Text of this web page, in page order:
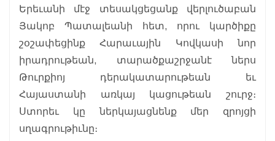
Երեւանի մէջ տեսակցեցանք վերլուծաբան
Յակոբ Պատալեանի հետ, որու կարծիքը
շօշափեցինք Հարաւային Կովկասի նոր
իրադրութեան, տարածքաշրջանէ ներս
Թուրքիոյ դերակատարութեան եւ
Հայաստանի առկայ կացութեան շուրջ։
Ստորեւ կը ներկայացնենք մեր զրոյցի
սղագրութիւնը։